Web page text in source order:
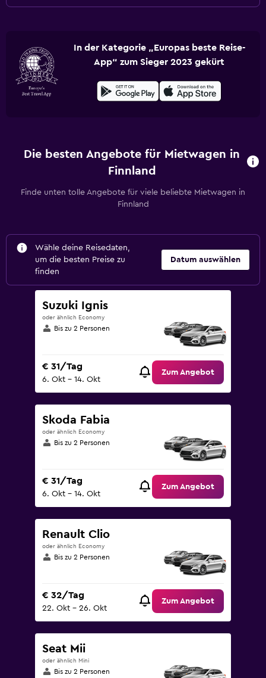
In der Kategorie „Europas beste Reise-
App“ zum Sieger 2023 gekürt
Die besten Angebote für Mietwagen in
Finnland
Finde unten tolle Angebote für viele beliebte Mietwagen in
Finnland
Wähle deine Reisedaten,
um die besten Preise zu
finden
Datum auswählen
Suzuki Ignis
oder ähnlich Economy
Bis zu 2 Personen
€ 31/Tag
6. Okt – 14. Okt
Zum Angebot
Skoda Fabia
oder ähnlich Economy
Bis zu 2 Personen
€ 31/Tag
6. Okt – 14. Okt
Zum Angebot
Renault Clio
oder ähnlich Economy
Bis zu 2 Personen
€ 32/Tag
22. Okt – 26. Okt
Zum Angebot
Seat Mii
oder ähnlich Mini
Bis zu 2 Personen